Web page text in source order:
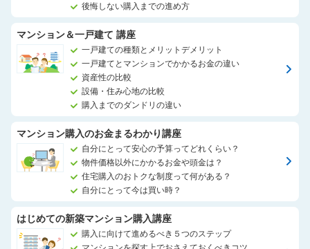
後悔しない購入までの進め方
マンション＆一戸建て 講座
一戸建ての種類とメリットデメリット
一戸建てとマンションでかかるお金の違い
資産性の比較
設備・住み心地の比較
購入までのダンドリの違い
マンション購入のお金まるわかり講座
自分にとって安心の予算ってどれくらい？
物件価格以外にかかるお金や頭金は？
住宅購入のおトクな制度って何がある？
自分にとって今は買い時？
はじめての新築マンション購入講座
購入に向けて進めるべき５つのステップ